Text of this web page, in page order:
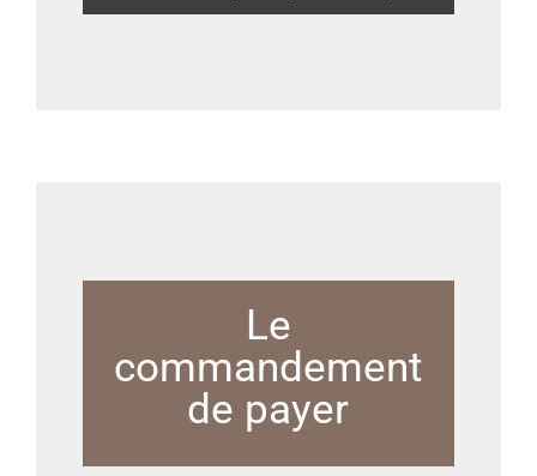
Le
commandement
de payer